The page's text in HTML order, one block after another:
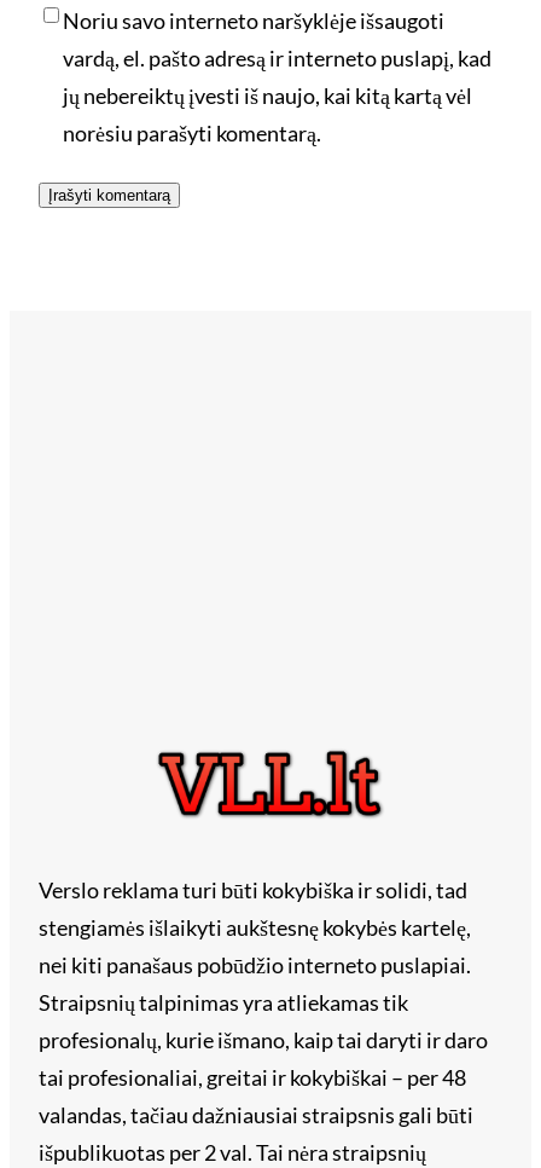
Noriu savo interneto naršyklėje išsaugoti
vardą, el. pašto adresą ir interneto puslapį, kad
jų nebereiktų įvesti iš naujo, kai kitą kartą vėl
norėsiu parašyti komentarą.
Verslo reklama turi būti kokybiška ir solidi, tad
stengiamės išlaikyti aukštesnę kokybės kartelę,
nei kiti panašaus pobūdžio interneto puslapiai.
Straipsnių talpinimas yra atliekamas tik
profesionalų, kurie išmano, kaip tai daryti ir daro
tai profesionaliai, greitai ir kokybiškai – per 48
valandas, tačiau dažniausiai straipsnis gali būti
išpublikuotas per 2 val. Tai nėra straipsnių